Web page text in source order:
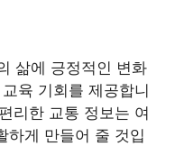
삶에 긍정적인 변화
육 기회를 제공합니
리한 교통 정보는 여
하게 만들어 줄 것입